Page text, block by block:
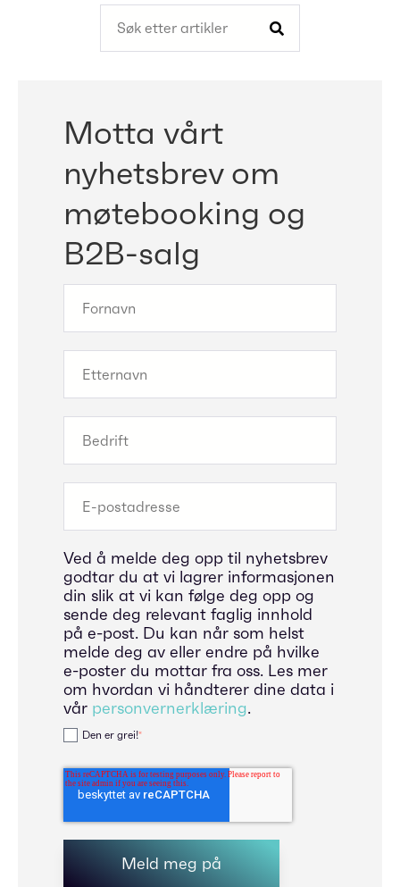
Motta vårt
nyhetsbrev om
møtebooking og
B2B-salg
Ved å melde deg opp til nyhetsbrev
godtar du at vi lagrer informasjonen
din slik at vi kan følge deg opp og
sende deg relevant faglig innhold
på e-post. Du kan når som helst
melde deg av eller endre på hvilke
e-poster du mottar fra oss. Les mer
om hvordan vi håndterer dine data i
vår personvernerklæring.
Den er grei!*